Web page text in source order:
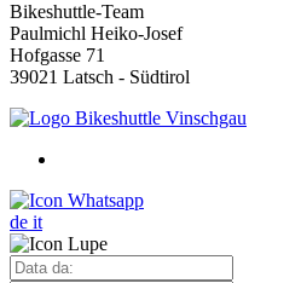
Bikeshuttle-Team
Paulmichl Heiko-Josef
Hofgasse 71
39021 Latsch - Südtirol
de it